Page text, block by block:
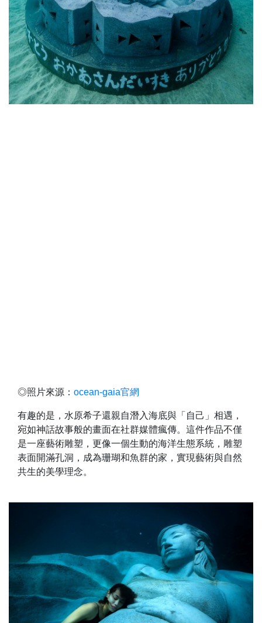
◎照片來源： ocean-gaia官網
有趣的是，水原希子還親自潛入海底與「自己」相遇，
宛如神話故事般的畫面在社群媒體瘋傳。這件作品不僅
是一座藝術雕塑，更像一個生動的海洋生態系統，雕塑
表面開滿孔洞，成為珊瑚和魚群的家，實現藝術與自然
共生的美學理念。